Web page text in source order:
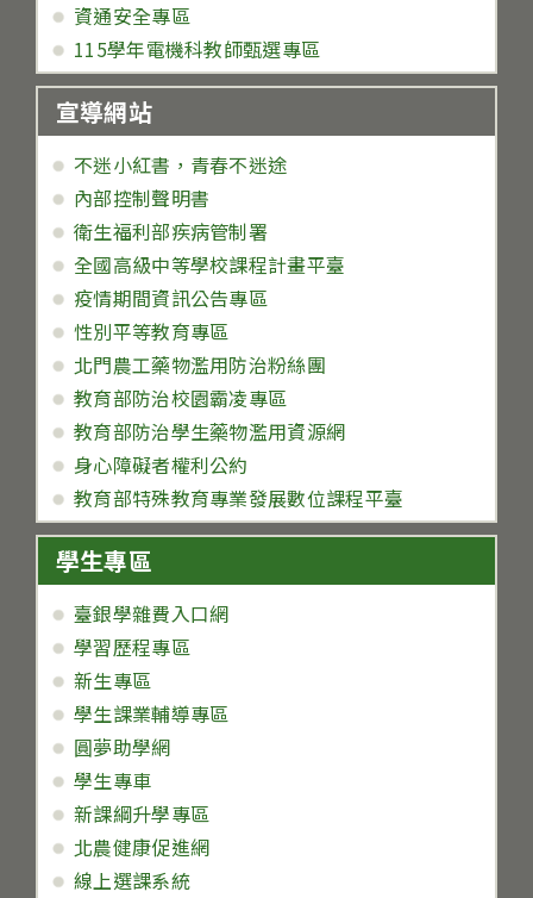
資通安全專區
115學年電機科教師甄選專區
宣導網站
不迷小紅書，青春不迷途
內部控制聲明書
衛生福利部疾病管制署
全國高級中等學校課程計畫平臺
疫情期間資訊公告專區
性別平等教育專區
北門農工藥物濫用防治粉絲團
教育部防治校園霸凌專區
教育部防治學生藥物濫用資源網
身心障礙者權利公約
教育部特殊教育專業發展數位課程平臺
學生專區
臺銀學雜費入口網
學習歷程專區
新生專區
學生課業輔導專區
圓夢助學網
學生專車
新課綱升學專區
北農健康促進網
線上選課系統